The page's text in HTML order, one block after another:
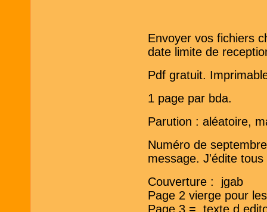
Envoyer vos fichiers
date limite de
Pdf gratuit.
1 page par bda.
Parution : aléatoire,
Numéro de
message. J'édite
Couverture : jgab
Page 2 vierge pour
Page 3 = texte d